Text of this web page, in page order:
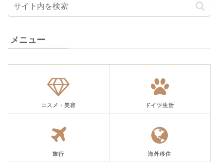
メニュー
コスメ・美容 ドイツ生活
旅行 海外移住